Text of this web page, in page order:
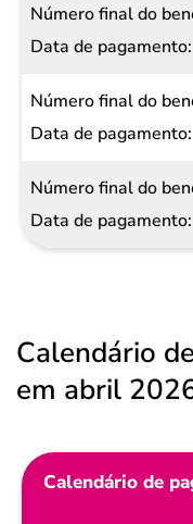
Calendário
em abril
Calendário de